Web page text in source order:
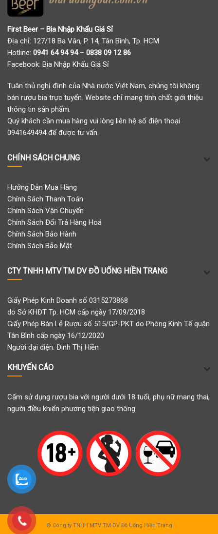
First Beer – Bia Nhập Khẩu Giá Sỉ
Địa chỉ: 127/18 Ba Vân, P. 14, Tân Bình, Tp. HCM
Hotline: 0941 64 94 94– 0838 09 12 86
Facebook: Bia Nhập Khẩu Giá Sỉ
Tuân thủ nghị định của Nhà nước Việt Nam, chúng tôi không
bán rượu bia trực tuyến. Website chỉ mang tính chất giới thiệu
thông tin sản phẩm.
Quý khách cần mua hàng vui lòng liên hệ số điện thoại
0941649494 để được tư vấn.
CHÍNH SÁCH CHUNG
Hướng Dẫn Mua Hàng
Chính Sách Thanh Toán
Chính Sách Vận Chuyển
Chính Sách Đổi Trả Hàng Hoá
Chính Sách Bảo Hành
Chính Sách Bảo Mật
CTY TNHH MTV TM DV ĐỒ UỐNG HIỀN TRANG
Giấy Phép Kinh Doanh số 0315273868
do Sở KHĐT Tp. HCM cấp ngày 17/09/2018
Giấy Phép Bán Lẻ Rượu số 515/GP-PKT do Phòng Kinh Tế quận
Tân Bình cấp ngày 16/12/2020
Người đại diện: Đinh Thị Hiền
KHUYẾN CÁO
Cấm sử dụng rượu bia với người dưới 18 tuổi, phụ nữ mang thai,
người điều khiển phương tiện giao thông.
© Công ty TNHH MTV TM DV Đồ Uống Hiền Trang